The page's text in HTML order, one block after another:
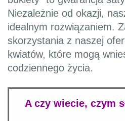
Niezależnie od okazji,
idealnym rozwiązaniem.
skorzystania z naszej
kwiatów, które mogą
codziennego życia.
A czy wiecie, czym